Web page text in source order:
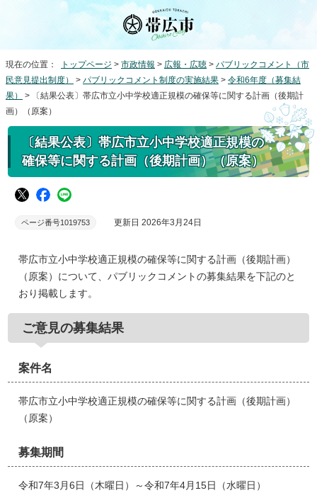
現在の位置： トップページ > 市政情報 > 広報・広聴 > パブリックコメント（市
民意見提出制度）
> パブリックコメント制度の実施結果 > 令和6年度（募集結
果）
> 〔結果公表〕帯広市立小中学校適正規模の確保等に関する計画（後期計
画）（原案）
〔結果公表〕帯広市立小中学校適正規模の
確保等に関する計画（後期計画）（原案）
ページ番号1019753 更新日 2026年3月24日
帯広市立小中学校適正規模の確保等に関する計画（後期計画）
（原案）について、パブリックコメントの募集結果を下記のと
おり掲載します。
ご意見の募集結果
案件名
帯広市立小中学校適正規模の確保等に関する計画（後期計画）
（原案）
募集期間
令和7年3月6日（木曜日）～令和7年4月15日（水曜日）